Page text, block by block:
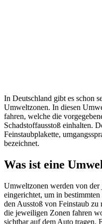
In Deutschland gibt es schon
Umweltzonen. In diesen
fahren, welche die
Schadstoffausstoß einhalten.
Feinstaubplakette,
bezeichnet.
Was ist eine
Umweltzonen werden von
eingerichtet, um in
den Ausstoß von Feinstaub
die jeweiligen Zonen fahren
sichtbar auf dem Auto tragen.